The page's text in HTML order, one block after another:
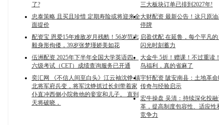
了?
三大板块订单已排到2027年!
忠泰策略 且买且珍惜 定期寿险或将迎来全
面提价
大财配资 最新公告！这只原
停牌
配资宝 恩爱15年难敌岁月残酷！56岁范志
毅身形佝偻，39岁张梦瑾娇美如花
启盈优配 在延鲁，每个平凡
闪光时刻蓄力
伍洲配资 2025年下半年全国大学英语四、
六级考试（CET）成绩查询服务已开通
大金牛 5折！赠课！不过重读
鸟福利，真的省麻了
奕汇网 《不信人间至白头》江云袖沈铮 镇
北将军府兵变，将军沈铮抓过长剑带着家
仆直冲西侧小院救他的妾室和儿子。 直到
天将破晓，
宇轩配资 陂安南县：土地革
传奇与经验启示
宏牛操盘 吴清：持续深化投
革，提高制度包容性、适应性
竞争力